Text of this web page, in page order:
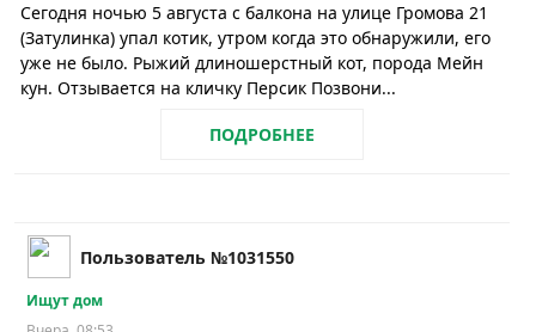
Сегодня ночью 5 августа с балкона на улице Громова 21
(Затулинка) упал котик, утром когда это обнаружили, его
уже не было. Рыжий длиношерстный кот, порода Мейн
кун. Отзывается на кличку Персик Позвони...
ПОДРОБНЕЕ
Пользователь №1031550
Ищут дом